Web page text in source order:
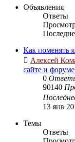
Объявления
Ответы
Как поменять
Алексей
сайте и
0
90140
13 янв
Темы
Ответы